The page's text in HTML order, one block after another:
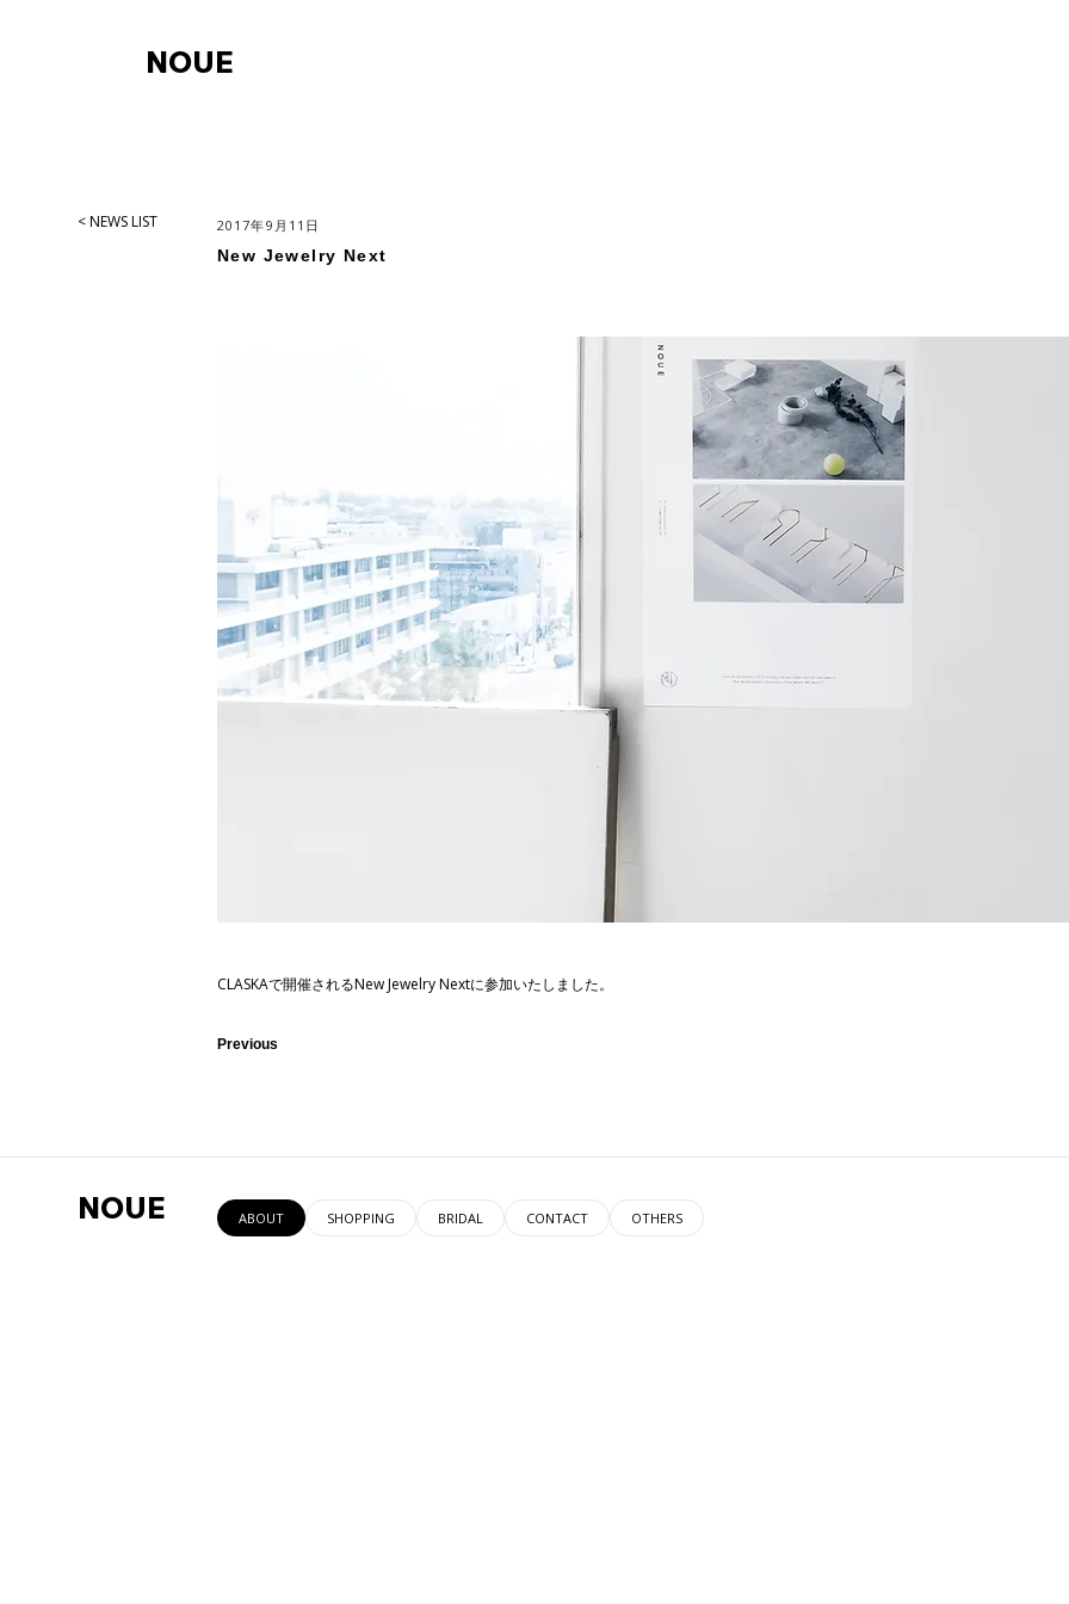
NOUE
< NEWS LIST 2017年9月11日
New Jewelry Next
CLASKAで開催されるNew Jewelry Nextに参加いたしました。
Previous
NOUE ABOUT SHOPPING BRIDAL CONTACT OTHERS